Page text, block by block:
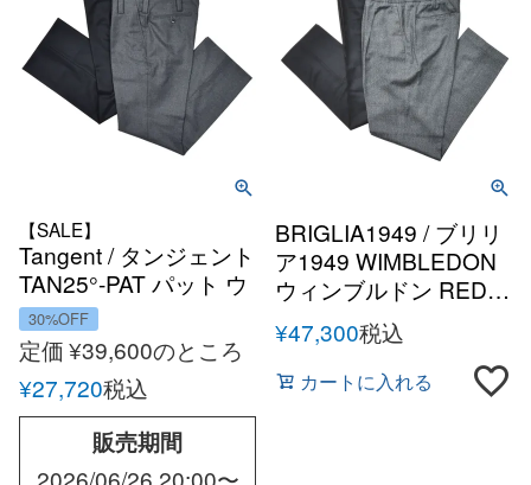
【SALE】
Tangent / タンジェント
TAN25°-PAT パット ウ
ールサキソニー1プリ
ーツ ブリティッシュバ
ラックパンツ
30%OFF
定価¥39,600のところ
¥27,720税込
販売期間
2026/06/26 20:00〜
BRIGLIA1949 / ブリリ
ア1949 WIMBLEDON
ウィンブルドン REDA
ACTIVEウールサキソ
ニー1プリーツテーパ
ードシャーリングパン
¥47,300税込
カートに入れる